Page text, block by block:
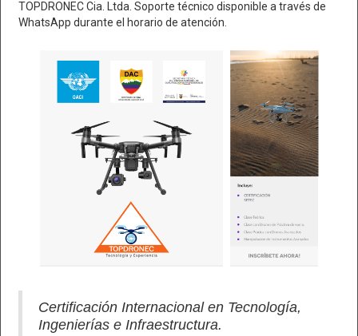
TOPDRONEC Cia. Ltda. Soporte técnico disponible a través de
WhatsApp durante el horario de atención.
Certificación Internacional en Tecnología,
Ingenierías e Infraestructura.